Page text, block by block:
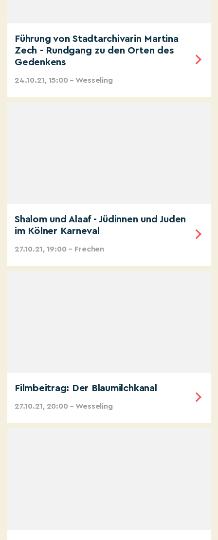
Führung von Stadtarchivarin Martina
Zech - Rundgang zu den Orten des
Gedenkens
24.10.21, 15:00 – Wesseling
Shalom und Alaaf - Jüdinnen und Juden
im Kölner Karneval
27.10.21, 19:00 – Frechen
Filmbeitrag: Der Blaumilchkanal
27.10.21, 20:00 – Wesseling